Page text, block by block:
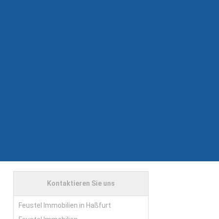
Kontaktieren Sie uns
Feustel Immobilien in Haßfurt